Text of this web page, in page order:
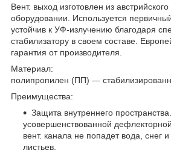
Вент. выход изготовлен из
оборудовании. Используется
устойчив к УФ-излучению благодаря
стабилизатору в своем составе.
гарантия от производителя.
Материал:
полипропилен (ПП) —
Преимущества:
Защита внутреннего
усовершенствованной
вент. канала не попадет вода, снег
листьев.